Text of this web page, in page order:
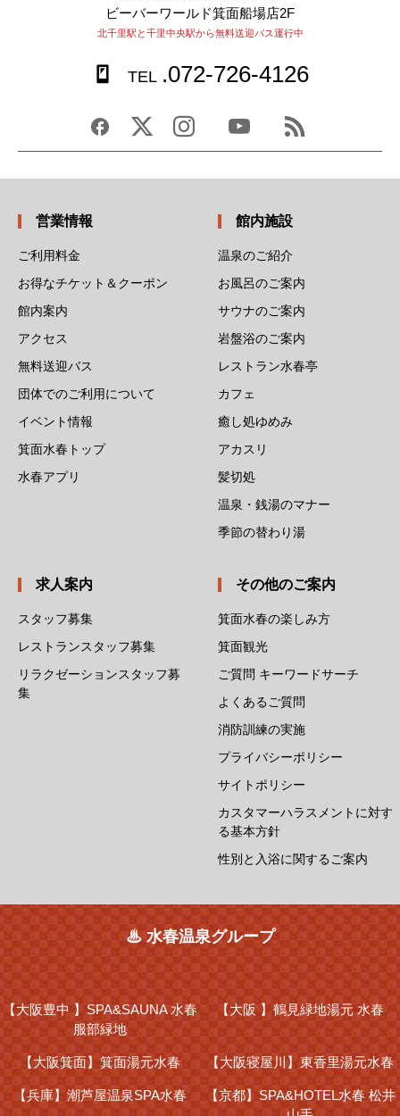
ビーバーワールド箕面船場店2F
北千里駅と千里中央駅から無料送迎バス運行中
TEL .072-726-4126
営業情報
ご利用料金
お得なチケット＆クーポン
館内案内
アクセス
無料送迎バス
団体でのご利用について
イベント情報
箕面水春トップ
水春アプリ
館内施設
温泉のご紹介
お風呂のご案内
サウナのご案内
岩盤浴のご案内
レストラン水春亭
カフェ
癒し処ゆめみ
アカスリ
髪切処
温泉・銭湯のマナー
季節の替わり湯
求人案内
スタッフ募集
レストランスタッフ募集
リラクゼーションスタッフ募
集
その他のご案内
箕面水春の楽しみ方
箕面観光
ご質問 キーワードサーチ
よくあるご質問
消防訓練の実施
プライバシーポリシー
サイトポリシー
カスタマーハラスメントに対す
る基本方針
性別と入浴に関するご案内
♨ 水春温泉グループ
【大阪豊中 】SPA&SAUNA 水春
服部緑地
【大阪 】鶴見緑地湯元 水春
【大阪箕面】箕面湯元水春 【大阪寝屋川】東香里湯元水春
【兵庫】潮芦屋温泉SPA水春 【京都】SPA&HOTEL水春 松井